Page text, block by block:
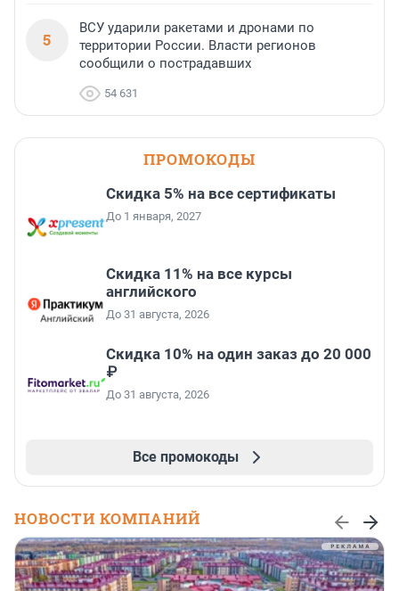
5
ВСУ ударили ракетами и дронами по
территории России. Власти регионов
сообщили о пострадавших
54 631
ПРОМОКОДЫ
Скидка 5% на все сертификаты
До 1 января, 2027
Скидка 11% на все курсы
английского
До 31 августа, 2026
Скидка 10% на один заказ до 20 000
₽
До 31 августа, 2026
Все промокоды
НОВОСТИ КОМПАНИЙ